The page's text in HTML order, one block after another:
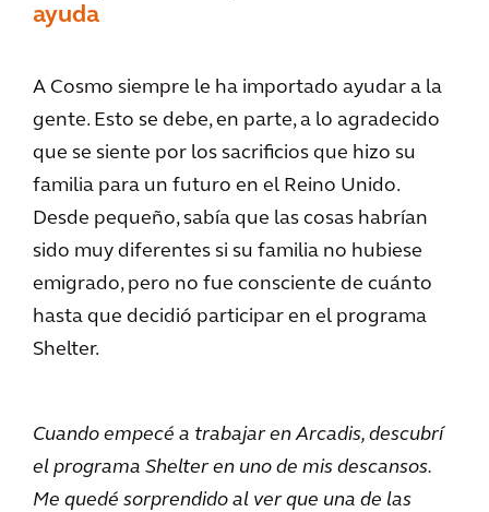
ayuda
A Cosmo siempre le ha importado ayudar a la
gente. Esto se debe, en parte, a lo agradecido
que se siente por los sacrificios que hizo su
familia para un futuro en el Reino Unido.
Desde pequeño, sabía que las cosas habrían
sido muy diferentes si su familia no hubiese
emigrado, pero no fue consciente de cuánto
hasta que decidió participar en el programa
Shelter.
Cuando empecé a trabajar en Arcadis, descubrí
el programa Shelter en uno de mis descansos.
Me quedé sorprendido al ver que una de las